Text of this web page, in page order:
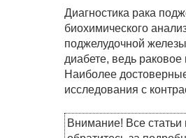
Диагностика рака
биохимического
поджелудочной
диабете, ведь
Наиболее
исследования с
Внимание! Все